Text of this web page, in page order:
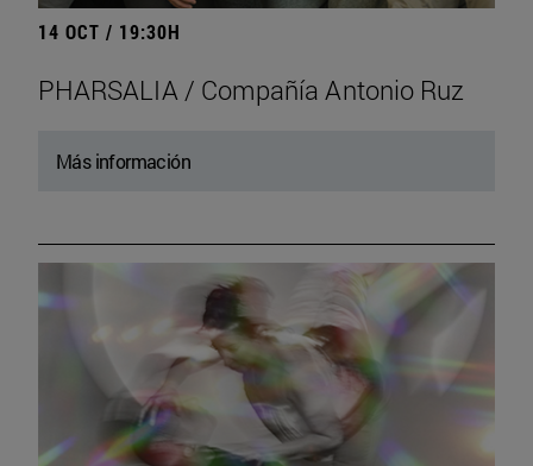
14 OCT / 19:30H
PHARSALIA / Compañía Antonio Ruz
Más información